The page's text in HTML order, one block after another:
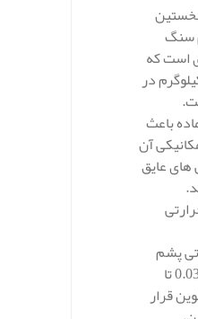
سنگ
است که
از 30 تا 200 کیلوگرم در
باعث
آن
عایق
پشم
سنگ در محدوده 0.032 تا
قرار